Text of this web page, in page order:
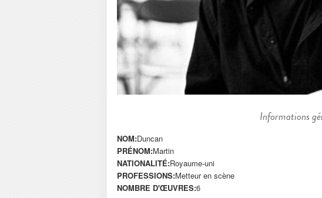
Informations
NOM:Duncan
PRÉNOM:Martin
NATIONALITÉ:Royaume-uni
PROFESSIONS:Metteur en scène
NOMBRE D'ŒUVRES:6